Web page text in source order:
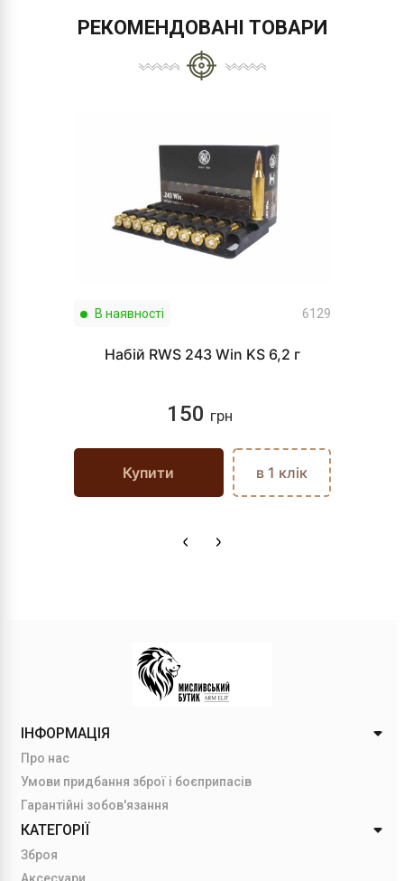
РЕКОМЕНДОВАНІ ТОВАРИ
В наявності 6129
Набій RWS 243 Win KS 6,2 г
150 грн
Купити в 1 клік
ІНФОРМАЦІЯ
Про нас
Умови придбання зброї і боєприпасів
Гарантійні зобов'язання
КАТЕГОРІЇ
Зброя